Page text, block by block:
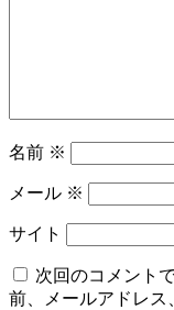
名前 ※
メール ※
サイト
次回のコメント
前、メールアドレス